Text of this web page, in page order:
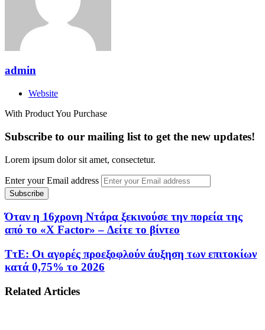
admin
Website
With Product You Purchase
Subscribe to our mailing list to get the new updates!
Lorem ipsum dolor sit amet, consectetur.
Enter your Email address
Όταν η 16χρονη Ντάρα ξεκινούσε την πορεία της
από το «X Factor» – Δείτε το βίντεο
ΤτΕ: Οι αγορές προεξοφλούν άυξηση των επιτοκίων
κατά 0,75% το 2026
Related Articles